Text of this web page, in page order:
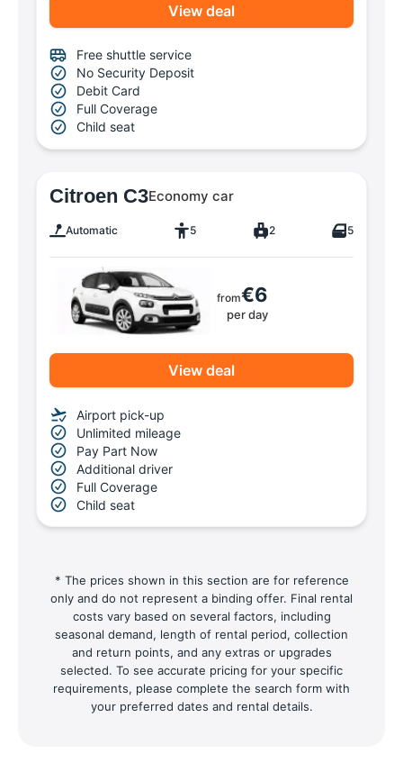
View deal
Free shuttle service
No Security Deposit
Debit Card
Full Coverage
Child seat
Citroen C3Economy car
Automatic 5 2 5
from€6
per day
View deal
Airport pick-up
Unlimited mileage
Pay Part Now
Additional driver
Full Coverage
Child seat
* The prices shown in this section are for reference
only and do not represent a binding offer. Final rental
costs vary based on several factors, including
seasonal demand, length of rental period, collection
and return points, and any extras or upgrades
selected. To see accurate pricing for your specific
requirements, please complete the search form with
your preferred dates and rental details.